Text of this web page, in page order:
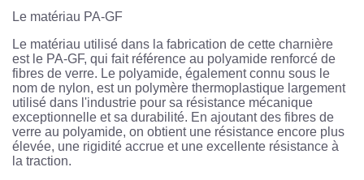
Le matériau PA-GF
Le matériau utilisé dans la fabrication de cette charnière
est le PA-GF, qui fait référence au polyamide renforcé de
fibres de verre. Le polyamide, également connu sous le
nom de nylon, est un polymère thermoplastique largement
utilisé dans l'industrie pour sa résistance mécanique
exceptionnelle et sa durabilité. En ajoutant des fibres de
verre au polyamide, on obtient une résistance encore plus
élevée, une rigidité accrue et une excellente résistance à
la traction.